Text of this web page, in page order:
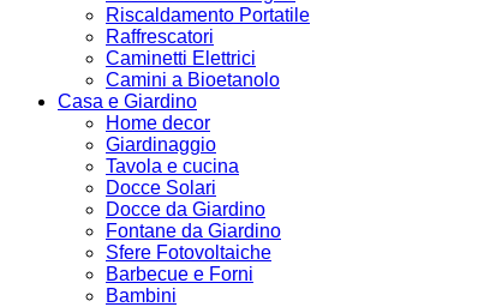
Riscaldamento Portatile
Raffrescatori
Caminetti Elettrici
Camini a Bioetanolo
Casa e Giardino
Home decor
Giardinaggio
Tavola e cucina
Docce Solari
Docce da Giardino
Fontane da Giardino
Sfere Fotovoltaiche
Barbecue e Forni
Bambini